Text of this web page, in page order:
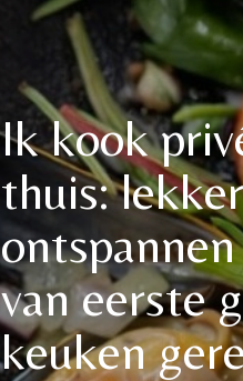
Ik kook
thuis:
van eerste
keuken